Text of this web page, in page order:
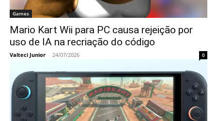
Games
Mario Kart Wii para PC causa rejeição por
uso de IA na recriação do código
Valteci Junior - 24/07/2026 0